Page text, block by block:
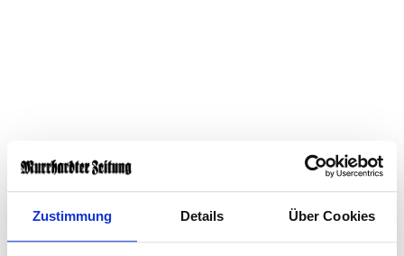
Zustimmung Details Über Cookies